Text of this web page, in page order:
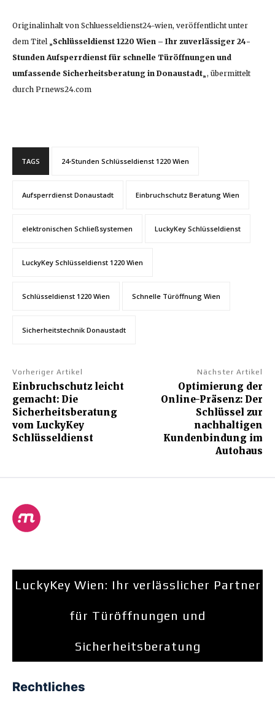
Originalinhalt von Schluesseldienst24-wien, veröffentlicht unter
dem Titel „Schlüsseldienst 1220 Wien – Ihr zuverlässiger 24-
Stunden Aufsperrdienst für schnelle Türöffnungen und
umfassende Sicherheitsberatung in Donaustadt„, übermittelt
durch Prnews24.com
TAGS 24-Stunden Schlüsseldienst 1220 Wien
Aufsperrdienst Donaustadt Einbruchschutz Beratung Wien
elektronischen Schließsystemen LuckyKey Schlüsseldienst
LuckyKey Schlüsseldienst 1220 Wien
Schlüsseldienst 1220 Wien Schnelle Türöffnung Wien
Sicherheitstechnik Donaustadt
Vorheriger Artikel
Einbruchschutz leicht
gemacht: Die
Sicherheitsberatung
vom LuckyKey
Schlüsseldienst
Nächster Artikel
Optimierung der
Online-Präsenz: Der
Schlüssel zur
nachhaltigen
Kundenbindung im
Autohaus
LuckyKey Wien: Ihr verlässlicher Partner
für Türöffnungen und
Sicherheitsberatung
Rechtliches